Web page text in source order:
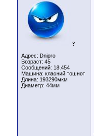
?
Адрес: Dnipro
Возраст: 45
Сообщений: 18,454
Машина: класний тошнот
Длина: 193290мкм
Диаметр: 44мм